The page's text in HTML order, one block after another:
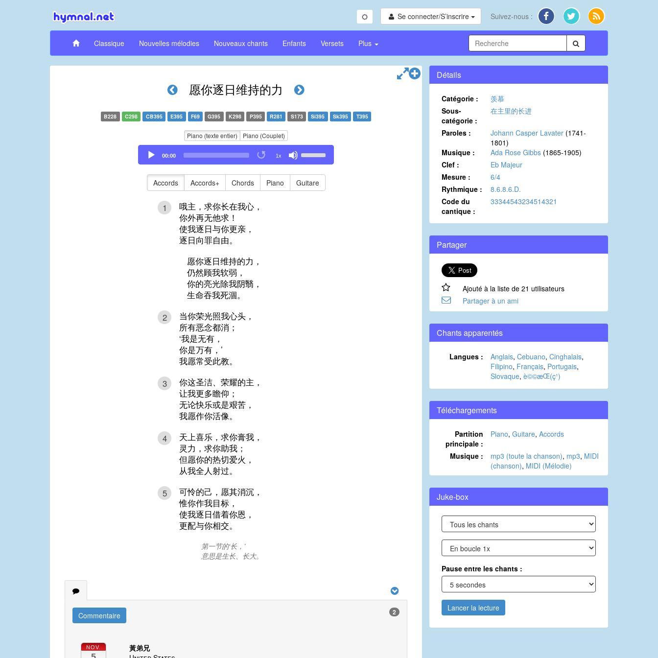
Se connecter/S’inscrire Suivez-nous :
Classique Nouvelles mélodies Nouveaux chants Enfants Versets Plus
愿你逐日维持的力
B228 C298 CB395 E395 F69 G395 K298 P395 R281 S173 Si395 Sk395 T395
Piano (texte entier) Piano (Couplet)
Audio
Player
00:00 1x
Up/Down
keys
to
Accords Accords+ Chords Piano Guitare
1
哦主，求你长在我心，
你外再无他求！
使我逐日与你更亲，
逐日向罪自由。
愿你逐日维持的力，
仍然顾我软弱，
你的亮光除我阴翳，
生命吞我死涸。
2
当你荣光照我心头，
所有恶念都消；
‘我是无有，
你是万有，’
我愿常受此教。
3
你这圣洁、荣耀的主，
让我更多瞻仰；
无论快乐或是艰苦，
我愿作你活像。
4
天上喜乐，求你膏我，
灵力，求你助我；
但愿你的热切爱火，
从我全人射过。
5
可怜的己，愿其消沉，
惟你作我目标，
使我逐日借着你恩，
更配与你相交。
第一节的‘长，’
意思是生长、长大。
Commentaire 2
NOV.
黃弟兄
Détails
Catégorie :
羡慕
Sous-
catégorie :
在主里的长进
Paroles : Johann Casper Lavater (1741-
1801)
Musique :
Ada Rose Gibbs (1865-1905)
Clef :
Eb Majeur
Mesure :
6/4
Rythmique :
8.6.8.6.D.
Code du
cantique :
33344543234514321
Partager
Ajouté à la liste de 21 utilisateurs
Partager à un ami
Chants apparentés
Langues : Anglais, Cebuano, Cinghalais,
Filipino, Français, Portugais,
Slovaque, è©©æ­Œ(ç¹)
Téléchargements
Partition
principale :
Piano, Guitare, Accords
Musique : mp3 (toute la chanson), mp3, MIDI
(chanson), MIDI (Mélodie)
Juke-box
Pause entre les chants :
Lancer la lecture